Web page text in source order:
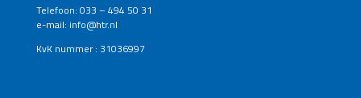
Telefoon: 033 – 494 50 31
e-mail: info@htr.nl
KvK nummer : 31036997